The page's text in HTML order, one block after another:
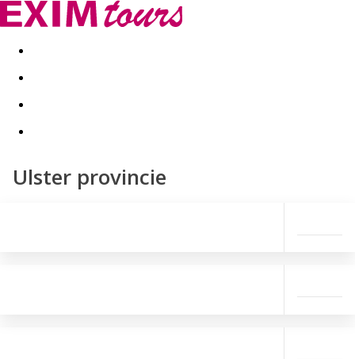
Akční nabídky Last minute
Ulster provincie